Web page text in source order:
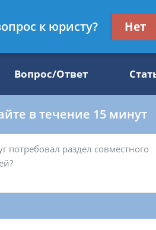
Вопрос/Ответ
в течение 15 минут
к юристу? Нет